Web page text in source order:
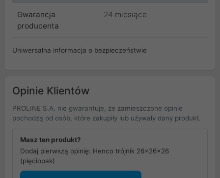
Gwarancja
producenta
24 miesiące
Uniwersalna informacja o bezpieczeństwie
Opinie Klientów
PROLINE S.A. nie gwarantuje, że zamieszczone opinie
pochodzą od osób, które zakupiły lub używały dany produkt.
Masz ten produkt?
Dodaj pierwszą opinię: Henco trójnik 26x26x26
(pięciopak)